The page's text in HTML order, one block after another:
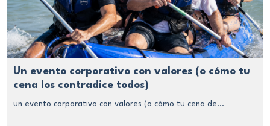
Un evento corporativo con valores (o cómo tu
cena los contradice todos)
un evento corporativo con valores (o cómo tu cena de...